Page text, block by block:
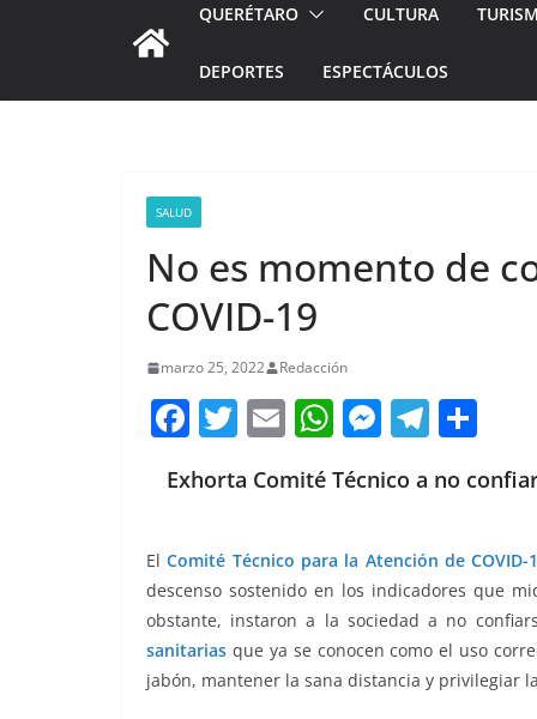
QUERÉTARO CULTURA
DEPORTES ESPECTÁCULOS
SALUD
No es momento de
COVID-19
marzo 25, 2022 Redacción
F
c
b
o
o
k
T
itt
E
ai
W
at
A
p
p
M
ss
n
g
er
T
e
a
m
m
ar
tir
Exhorta Comité Técnico a no
ElComité Técnico para la Atención de COVID-
descenso sostenido en los indicadores que
obstante, instaron a la sociedad a no
sanitarias que ya se conocen como el uso
jabón, mantener la sana distancia y privilegiar